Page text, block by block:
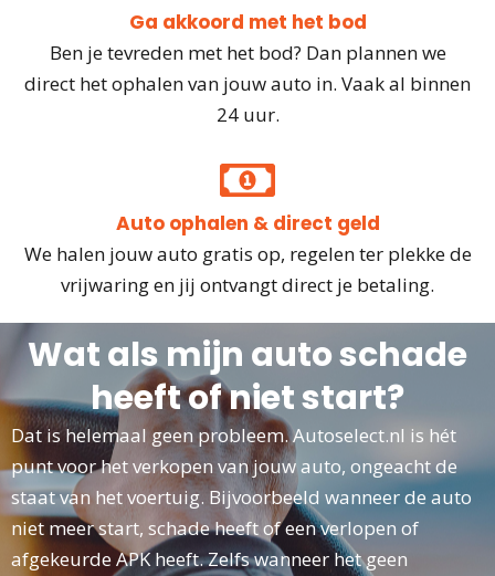
Ga akkoord met het bod
Ben je tevreden met het bod? Dan plannen we
direct het ophalen van jouw auto in. Vaak al binnen
24 uur.
Auto ophalen & direct geld
We halen jouw auto gratis op, regelen ter plekke de
vrijwaring en jij ontvangt direct je betaling.
Wat als mijn auto schade
heeft of niet start?
Dat is helemaal geen probleem. Autoselect.nl is hét
punt voor het verkopen van jouw auto, ongeacht de
staat van het voertuig. Bijvoorbeeld wanneer de auto
niet meer start, schade heeft of een verlopen of
afgekeurde APK heeft. Zelfs wanneer het geen